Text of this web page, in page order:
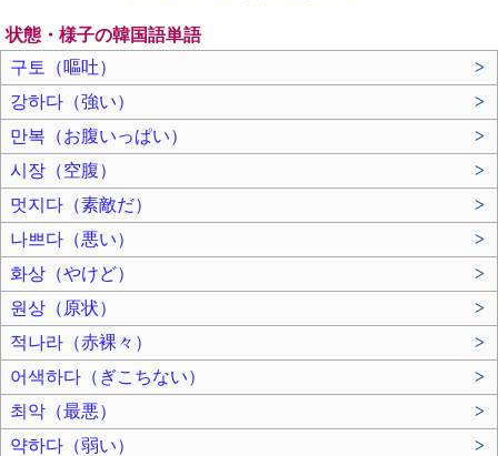
状態・様子の韓国語単語
구토（嘔吐）
>
강하다（強い）
>
만복（お腹いっぱい）
>
시장（空腹）
>
멋지다（素敵だ）
>
나쁘다（悪い）
>
화상（やけど）
>
원상（原状）
>
적나라（赤裸々）
>
어색하다（ぎこちない）
>
최악（最悪）
>
약하다（弱い）
>